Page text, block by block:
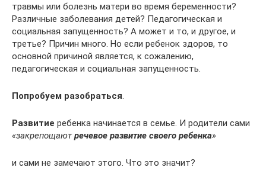
травмы или болезнь матери во время беременности?
Различные заболевания детей? Педагогическая и
социальная запущенность? А может и то, и другое, и
третье? Причин много. Но если ребенок здоров, то
основной причиной является, к сожалению,
педагогическая и социальная запущенность.
Попробуем разобраться.
Развитие ребенка начинается в семье. И родители сами
«закрепощаютречевое развитие своего ребенка»
и сами не замечают этого. Что это значит?